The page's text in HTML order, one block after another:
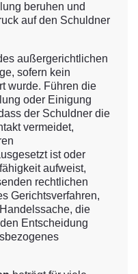
beruhen und
auf den Schuldner
außergerichtlichen
sofern kein
wurde. Führen die
oder Einigung
der Schuldner die
vermeidet,
ist oder
aufweist,
rechtlichen
Gerichtsverfahren,
die
Entscheidung